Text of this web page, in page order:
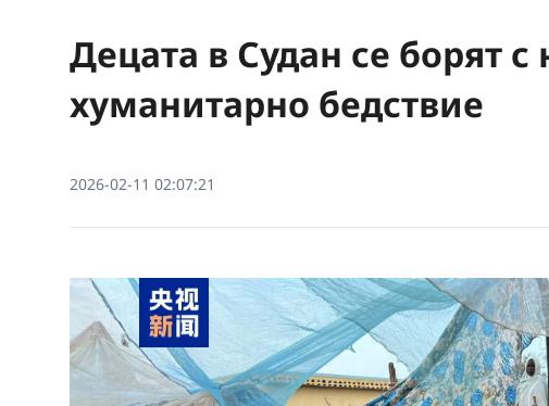
Децата в Судан се борят с
хуманитарно бедствие
2026-02-11 02:07:21